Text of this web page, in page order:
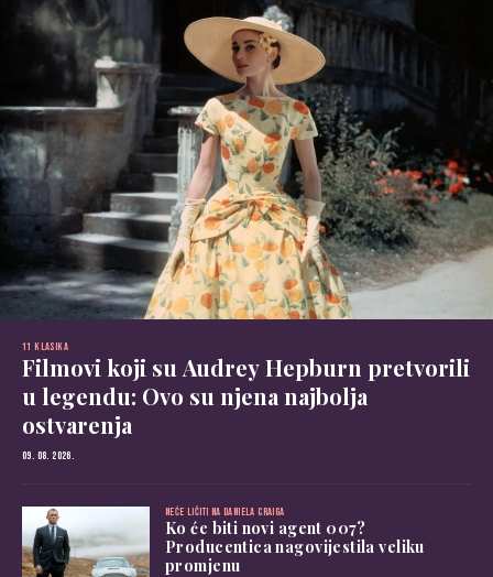
11 KLASIKA
Filmovi koji su Audrey Hepburn pretvorili
u legendu: Ovo su njena najbolja
ostvarenja
09. 08. 2026.
NEĆE LIČITI NA DANIELA CRAIGA
Ko će biti novi agent 007?
Producentica nagovijestila veliku
promjenu